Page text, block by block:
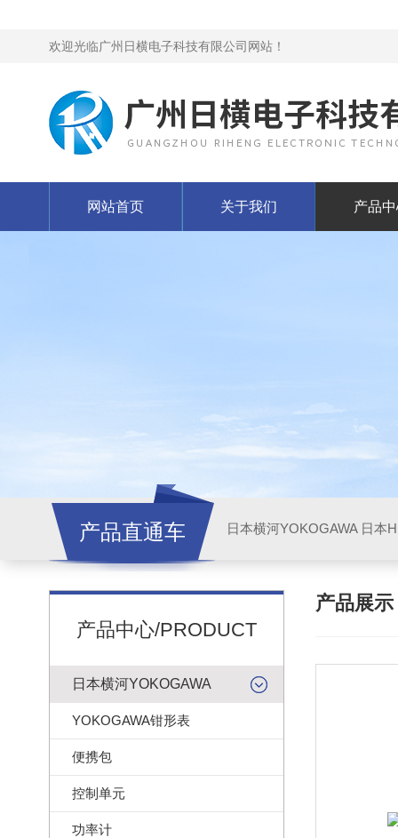
欢迎光临广州日横电子科技有限公司网站！
网站首页 关于我们 产品
产品直通车 日本横河YOKOGAWA 日本
产品中心/PRODUCT
日本横河YOKOGAWA
YOKOGAWA钳形表
便携包
控制单元
功率计
产品展示